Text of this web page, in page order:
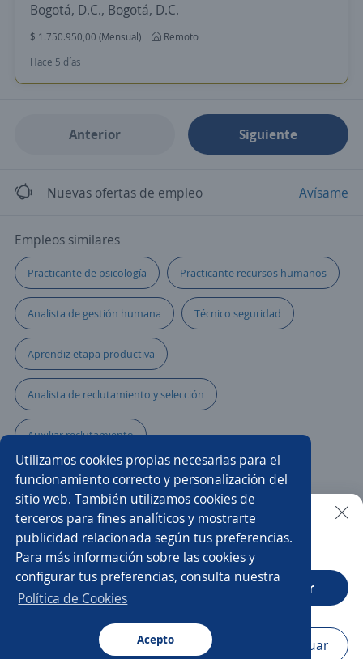
Utilizamos cookies propias necesarias para el
funcionamiento correcto y personalización del
sitio web. También utilizamos cookies de
terceros para fines analíticos y mostrarte
publicidad relacionada según tus preferencias.
Para más información sobre las cookies y
configurar tus preferencias, consulta nuestra
Política de Cookies
Acepto
Bogotá, D.C., Bogotá, D.C.
$ 1.750.950,00 (Mensual)
Remoto
Hace 5 días
Anterior Siguiente
Nuevas ofertas de empleo Avísame
Empleos similares
Practicante de psicología Practicante recursos humanos
Analista de gestión humana Técnico seguridad
Aprendiz etapa productiva
Analista de reclutamiento y selección
Auxiliar reclutamiento
Supervisor/a de seguridad y salud en el trabajo
Seguridad ocupacional Auxiliar de nómina
Practicante reclutamiento y selección
Analista de seguridad social
Asistente de recursos humanos
Buscar es más fácil en la app
CT App Abrir
Navegador Continuar